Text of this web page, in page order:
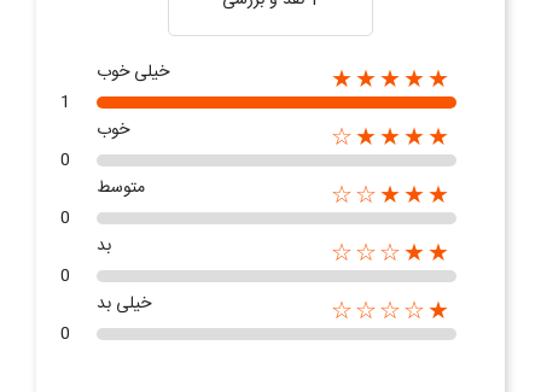
★★★★★
خیلی خوب
1
★★★★☆
خوب
0
★★★☆☆
متوسط
0
★★☆☆☆
بد
0
★☆☆☆☆
خیلی بد
0